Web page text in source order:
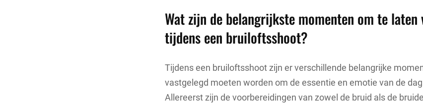
Wat zijn de belangrijkste momenten om te laten
tijdens een bruiloftsshoot?
Tijdens een bruiloftsshoot zijn er verschillende belangrijke
vastgelegd moeten worden om de essentie en emotie van de
Allereerst zijn de voorbereidingen van zowel de bruid als de